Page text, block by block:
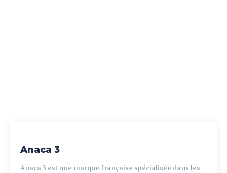
Anaca 3
Anaca 3 est une marque française spécialisée dans les